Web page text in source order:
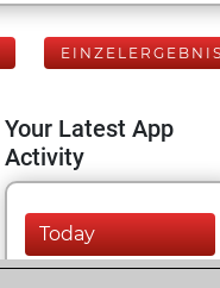
Your Latest App
Activity
Today